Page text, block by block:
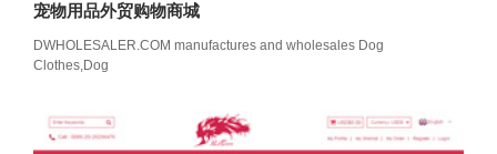
宠物用品外贸购物商城
DWHOLESALER.COM manufactures and wholesales Dog
Clothes,Dog